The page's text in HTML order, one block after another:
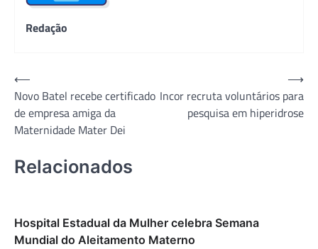
Redação
Navegação
de
Post
⟵
Novo Batel recebe certificado
de empresa amiga da
Maternidade Mater Dei
Incor recruta voluntários para
pesquisa em hiperidrose
⟶
Relacionados
Hospital Estadual da Mulher celebra Semana
Mundial do Aleitamento Materno